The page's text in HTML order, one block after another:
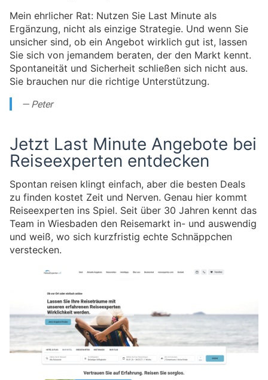
Mein ehrlicher Rat: Nutzen Sie Last Minute als
Ergänzung, nicht als einzige Strategie. Und wenn Sie
unsicher sind, ob ein Angebot wirklich gut ist, lassen
Sie sich von jemandem beraten, der den Markt kennt.
Spontaneität und Sicherheit schließen sich nicht aus.
Sie brauchen nur die richtige Unterstützung.
— Peter
Jetzt Last Minute Angebote bei
Reiseexperten entdecken
Spontan reisen klingt einfach, aber die besten Deals
zu finden kostet Zeit und Nerven. Genau hier kommt
Reiseexperten ins Spiel. Seit über 30 Jahren kennt das
Team in Wiesbaden den Reisemarkt in- und auswendig
und weiß, wo sich kurzfristig echte Schnäppchen
verstecken.